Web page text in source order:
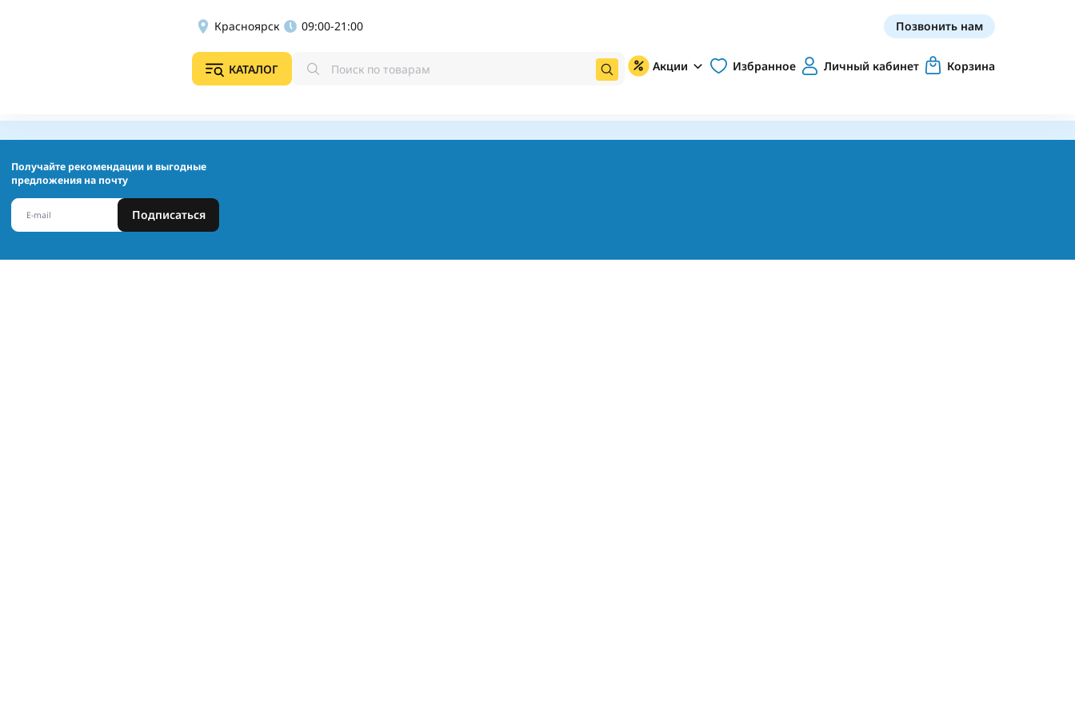
Красноярск 09:00-21:00 Позвонить нам
КАТАЛОГ Акции Избранное Личный кабинет Корзина
Получайте рекомендации и выгодные
предложения на почту
Подписаться